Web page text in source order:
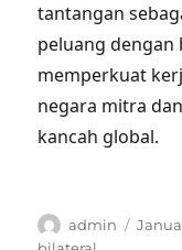
tantangan
peluang dengan
memperkuat
negara mitra
kancah global.
Author
admin